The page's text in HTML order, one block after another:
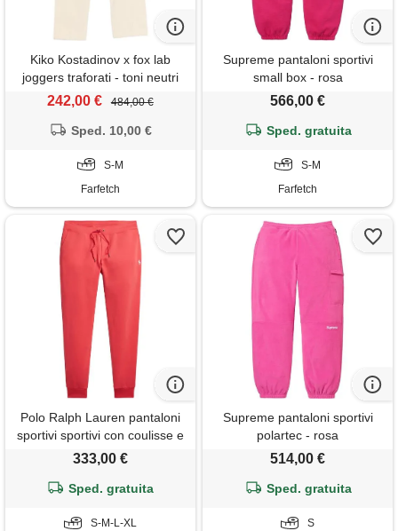
Kiko Kostadinov x fox lab
joggers traforati - toni neutri
242,00 € 484,00 €
Sped. 10,00 €
S-M
Farfetch
Supreme pantaloni sportivi
small box - rosa
566,00 €
Sped. gratuita
S-M
Farfetch
Polo Ralph Lauren pantaloni
sportivi sportivi con coulisse e
logo ricamato - rosso
333,00 €
Sped. gratuita
S-M-L-XL
Supreme pantaloni sportivi
polartec - rosa
514,00 €
Sped. gratuita
S